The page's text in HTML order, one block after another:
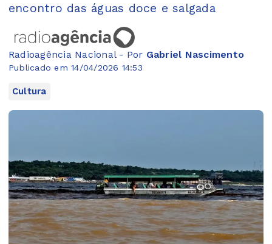
encontro das águas doce e salgada
Radioagência Nacional - Por Gabriel Nascimento
Publicado em 14/04/2026 14:53
Cultura